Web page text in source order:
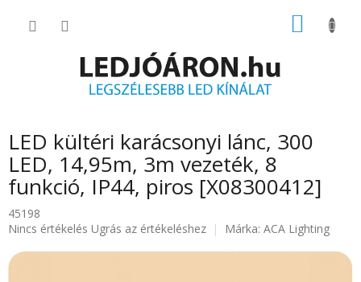
KOSÁR
LED kültéri karácsonyi lánc, 300
LED, 14,95m, 3m vezeték, 8
funkció, IP44, piros [X08300412]
45198
A
átlagos
Nincs értékelés Ugrás az értékeléshez Márka: ACA Lighting